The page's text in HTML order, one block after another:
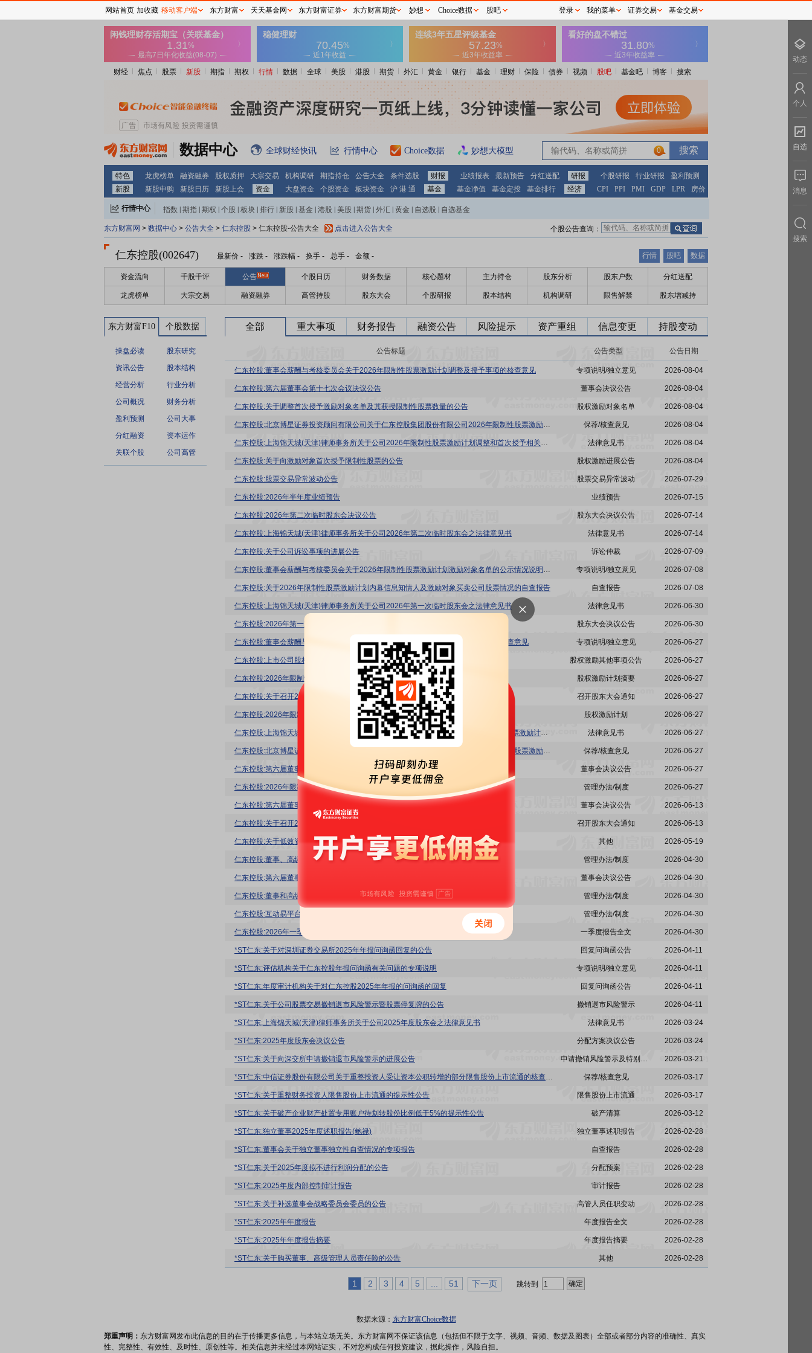
财经 焦点 股票 新股 期指 期权 行情 数据 全球 美股 港股 期货 外汇 黄金 银行 基金 理财 保险 债券 视频 股吧 基金吧 博客 搜索
数据中心 全球财经快讯 行情中心 Choice数据 妙想大模型 0
特色 龙虎榜单 融资融券 股权质押 大宗交易 机构调研 期指持仓 公告大全 条件选股 财报 业绩报表 最新预告 分红送配 研报 个股研报 行业研报
盈利预测
新股
新股申购 新股日历 新股上会 资金 大盘资金 个股资金 板块资金 沪 港 通 基金 基金净值 基金定投 基金排行 经济 CPI PPI PMI GDP LPR 房价
行情中心 指数 期指 期权 个股 板块 排行 新股 基金 港股 美股 期货 外汇 黄金 自选股 自选基金
东方财富网 > 数据中心 > 公告大全 > 仁东控股 > 仁东控股-公告大全 点击进入公告大全 个股公告查询：
仁东控股(002647) 最新价 - 涨跌 - 涨跌幅 - 换手 - 总手 - 金额 - 行情 股吧 数据
资金流向 千股千评 公告 个股日历 财务数据 核心题材 主力持仓 股东分析 股东户数 分红送配
龙虎榜单 大宗交易 融资融券 高管持股 股东大会 个股研报 股本结构 机构调研 限售解禁 股东增减持
东方财富F10 个股数据
操盘必读
股东研究
资讯公告
股本结构
经营分析
行业分析
公司概况
财务分析
盈利预测
公司大事
分红融资
资本运作
关联个股
公司高管
全部 重大事项 财务报告 融资公告 风险提示 资产重组 信息变更 持股变动
公告标题 公告类型 公告日期
仁东控股:董事会薪酬与考核委员会关于2026年限制性股票激励计划调整及授予事项的核查意见 专项说明/独立意见 2026-08-04
仁东控股:第六届董事会第十七次会议决议公告 董事会决议公告 2026-08-04
仁东控股:关于调整首次授予激励对象名单及其获授限制性股票数量的公告 股权激励对象名单 2026-08-04
仁东控股:北京博星证券投资顾问有限公司关于仁东控股集团股份有限公司2026年限制性股票激励计划调整及授予事项的独立财务顾问报告 保荐/核查意见 2026-08-04
仁东控股:上海锦天城(天津)律师事务所关于公司2026年限制性股票激励计划调整和首次授予相关事项之法律意见书 法律意见书 2026-08-04
仁东控股:关于向激励对象首次授予限制性股票的公告 股权激励进展公告 2026-08-04
仁东控股:股票交易异常波动公告 股票交易异常波动 2026-07-29
仁东控股:2026年半年度业绩预告 业绩预告 2026-07-15
仁东控股:2026年第二次临时股东会决议公告 股东大会决议公告 2026-07-14
仁东控股:上海锦天城(天津)律师事务所关于公司2026年第二次临时股东会之法律意见书 法律意见书 2026-07-14
仁东控股:关于公司诉讼事项的进展公告 诉讼仲裁 2026-07-09
仁东控股:董事会薪酬与考核委员会关于2026年限制性股票激励计划激励对象名单的公示情况说明及核查意见 专项说明/独立意见 2026-07-08
仁东控股:关于2026年限制性股票激励计划内幕信息知情人及激励对象买卖公司股票情况的自查报告 自查报告 2026-07-08
仁东控股:上海锦天城(天津)律师事务所关于公司2026年第一次临时股东会之法律意见书 法律意见书 2026-06-30
仁东控股:2026年第一次临时股东会决议公告 股东大会决议公告 2026-06-30
仁东控股:董事会薪酬与考核委员会关于公司2026年限制性股票激励计划相关事项的核查意见 专项说明/独立意见 2026-06-27
仁东控股:上市公司股权激励计划自查表 股权激励其他事项公告 2026-06-27
仁东控股:2026年限制性股票激励计划(草案)摘要 股权激励计划摘要 2026-06-27
仁东控股:关于召开2026年第二次临时股东会的通知 召开股东大会通知 2026-06-27
仁东控股:2026年限制性股票激励计划(草案) 股权激励计划 2026-06-27
仁东控股:上海锦天城(天津)律师事务所关于仁东控股集团股份有限公司2026年限制性股票激励计划(草案)之法律意见书 法律意见书 2026-06-27
仁东控股:北京博星证券投资顾问有限公司关于仁东控股集团股份有限公司2026年限制性股票激励计划(草案)的独立财务顾问报告 保荐/核查意见 2026-06-27
仁东控股:第六届董事会第十六次会议决议公告 董事会决议公告 2026-06-27
仁东控股:2026年限制性股票激励计划实施考核管理办法 管理办法/制度 2026-06-27
仁东控股:第六届董事会第十五次会议决议公告 董事会决议公告 2026-06-13
仁东控股:关于召开2026年第一次临时股东会的通知 召开股东大会通知 2026-06-13
仁东控股:关于低效资产拍卖的公告 其他 2026-05-19
仁东控股:董事、高级管理人员离职管理制度 管理办法/制度 2026-04-30
仁东控股:第六届董事会第十四次会议决议公告 董事会决议公告 2026-04-30
仁东控股:董事和高级管理人员薪酬管理办法 管理办法/制度 2026-04-30
仁东控股:互动易平台信息发布及回复内部审核制度 管理办法/制度 2026-04-30
仁东控股:2026年一季度报告 一季度报告全文 2026-04-30
*ST仁东:关于对深圳证券交易所2025年年报问询函回复的公告 回复问询函公告 2026-04-11
*ST仁东:评估机构关于仁东控股年报问询函有关问题的专项说明 专项说明/独立意见 2026-04-11
*ST仁东:年度审计机构关于对仁东控股2025年年报的问询函的回复 回复问询函公告 2026-04-11
*ST仁东:关于公司股票交易撤销退市风险警示暨股票停复牌的公告 撤销退市风险警示 2026-04-11
*ST仁东:上海锦天城(天津)律师事务所关于公司2025年度股东会之法律意见书 法律意见书 2026-03-24
*ST仁东:2025年度股东会决议公告 分配方案决议公告 2026-03-24
*ST仁东:关于向深交所申请撤销退市风险警示的进展公告 申请撤销风险警示及特别处理 2026-03-21
*ST仁东:中信证券股份有限公司关于重整投资人受让资本公积转增的部分限售股份上市流通的核查意见 保荐/核查意见 2026-03-17
*ST仁东:关于重整财务投资人限售股份上市流通的提示性公告 限售股份上市流通 2026-03-17
*ST仁东:关于破产企业财产处置专用账户待划转股份比例低于5%的提示性公告 破产清算 2026-03-12
*ST仁东:独立董事2025年度述职报告(鲍禄) 独立董事述职报告 2026-02-28
*ST仁东:董事会关于独立董事独立性自查情况的专项报告 自查报告 2026-02-28
*ST仁东:关于2025年度拟不进行利润分配的公告 分配预案 2026-02-28
*ST仁东:2025年度内部控制审计报告 审计报告 2026-02-28
*ST仁东:关于补选董事会战略委员会委员的公告 高管人员任职变动 2026-02-28
*ST仁东:2025年年度报告 年度报告全文 2026-02-28
*ST仁东:2025年年度报告摘要 年度报告摘要 2026-02-28
*ST仁东:关于购买董事、高级管理人员责任险的公告 其他 2026-02-28
1 2 3 4 5 51 下一页 跳转到
数据来源： 东方财富Choice数据
郑重声明： 东方财富网发布此信息的目的在于传播更多信息，与本站立场无关。东方财富网不保证该信息（包括但不限于文字、视频、音频、数据及图表）全部或者部分内容的准确性、真实
性、完整性、有效性、及时性、原创性等。相关信息并未经过本网站证实，不对您构成任何投资建议，据此操作，风险自担。
网站首页 加收藏 移动客户端 东方财富 天天基金网 东方财富证券 东方财富期货 妙想 Choice数据 股吧 登录 我的菜单 证券交易 基金交易
动态
个人
自选
消息
搜索